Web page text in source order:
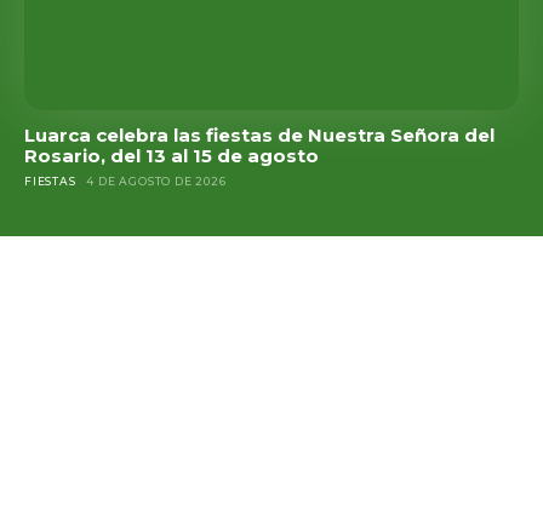
Luarca celebra las fiestas de Nuestra Señora del
Rosario, del 13 al 15 de agosto
FIESTAS 4 DE AGOSTO DE 2026